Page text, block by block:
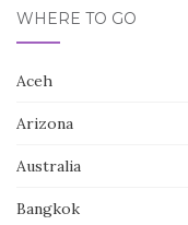
WHERE TO GO
Aceh
Arizona
Australia
Bangkok